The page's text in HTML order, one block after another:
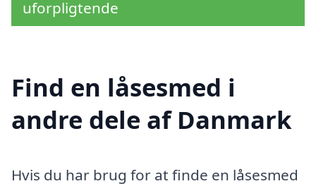
uforpligtende
Find en låsesmed i
andre dele af Danmark
Hvis du har brug for at finde en låsesmed